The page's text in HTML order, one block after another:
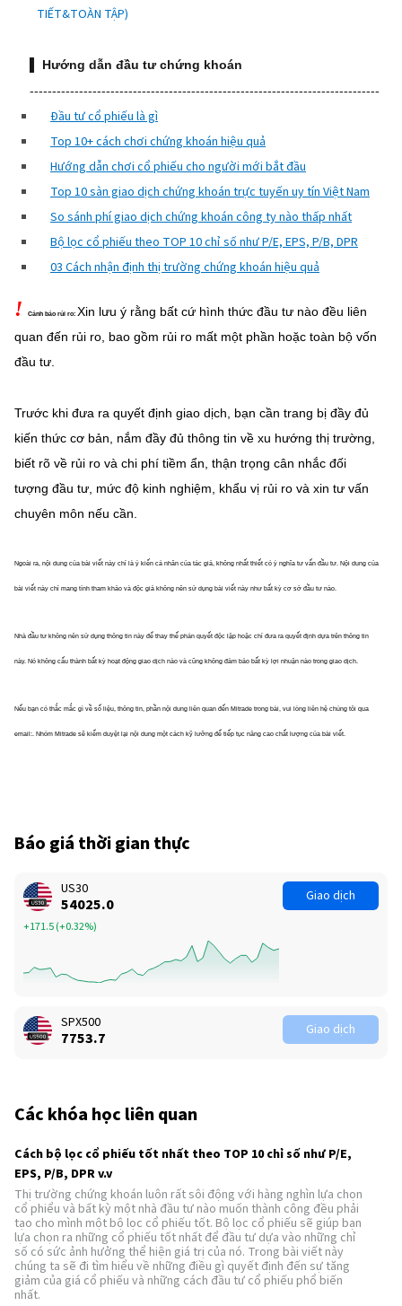
TIẾT&TOÀN TẬP)
Hướng dẫn đầu tư chứng khoán
------------------------------------------------------------------------------
Đầu tư cổ phiếu là gì
Top 10+ cách chơi chứng khoán hiệu quả
Hướng dẫn chơi cổ phiếu cho người mới bắt đầu
Top 10 sàn giao dịch chứng khoán trực tuyến uy tín Việt Nam
So sánh phí giao dịch chứng khoán công ty nào thấp nhất
Bộ lọc cổ phiếu theo TOP 10 chỉ số như P/E, EPS, P/B, DPR
03 Cách nhận định thị trường chứng khoán hiệu quả
! Cảnh báo rủi ro: Xin lưu ý rằng bất cứ hình thức đầu tư nào đều liên
quan đến rủi ro, bao gồm rủi ro mất một phần hoặc toàn bộ vốn
đầu tư.
Trước khi đưa ra quyết định giao dịch, bạn cần trang bị đầy đủ
kiến thức cơ bản, nắm đầy đủ thông tin về xu hướng thị trường,
biết rõ về rủi ro và chi phí tiềm ẩn, thận trọng cân nhắc đối
tượng đầu tư, mức độ kinh nghiệm, khẩu vị rủi ro và xin tư vấn
chuyên môn nếu cần.
Ngoài ra, nội dung của bài viết này chỉ là ý kiến cá nhân của tác giả, không nhất thiết có ý nghĩa tư vấn đầu tư. Nội dung của
bài viết này chỉ mang tính tham khảo và độc giả không nên sử dụng bài viết này như bất kỳ cơ sở đầu tư nào.
Nhà đầu tư không nên sử dụng thông tin này để thay thế phán quyết độc lập hoặc chỉ đưa ra quyết định dựa trên thông tin
này. Nó không cấu thành bất kỳ hoạt động giao dịch nào và cũng không đảm bảo bất kỳ lợi nhuận nào trong giao dịch.
Nếu bạn có thắc mắc gì về số liệu, thông tin, phần nội dung liên quan đến Mitrade trong bài, vui lòng liên hệ chúng tôi qua
email:. Nhóm Mitrade sẽ kiểm duyệt lại nội dung một cách kỹ lưỡng để tiếp tục nâng cao chất lượng của bài viết.
Báo giá thời gian thực
US30
54025.0
+171.5(+0.32%)
Giao dịch
SPX500
7753.7 Giao dịch
Các khóa học liên quan
Cách bộ lọc cổ phiếu tốt nhất theo TOP 10 chỉ số như P/E,
EPS, P/B, DPR v.v
Thị trường chứng khoán luôn rất sôi động với hàng nghìn lựa chọn
cổ phiểu và bất kỳ một nhà đầu tư nào muốn thành công đều phải
tạo cho mình một bộ lọc cổ phiếu tốt. Bộ lọc cổ phiếu sẽ giúp bạn
lựa chọn ra những cổ phiếu tốt nhất để đầu tư dựa vào những chỉ
số có sức ảnh hưởng thể hiện giá trị của nó. Trong bài viết này
chúng ta sẽ đi tìm hiểu về những điều gì quyết định đến sự tăng
giảm của giá cổ phiếu và những cách đầu tư cổ phiếu phổ biến
nhất.